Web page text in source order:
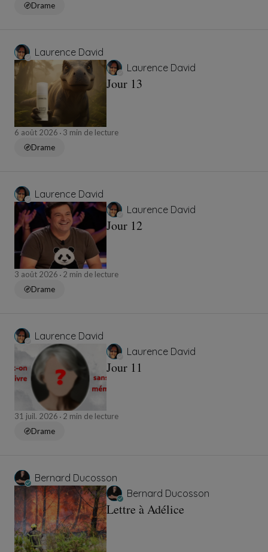
Drame
Laurence David
Laurence David
Jour 13
6 août 2026
3 min de lecture
Drame
Laurence David
Laurence David
Jour 12
3 août 2026
2 min de lecture
Drame
Laurence David
Laurence David
Jour 11
31 juil. 2026
2 min de lecture
Drame
Bernard Ducosson
Bernard Ducosson
Lettre à Adélice